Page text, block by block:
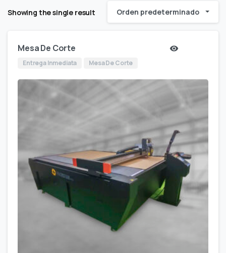
Showing the single result Orden predeterminado
Mesa De Corte
Entrega Inmediata Mesa De Corte